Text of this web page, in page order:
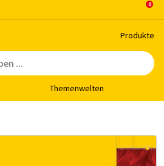
Pro­duk­te
The­men­wel­ten